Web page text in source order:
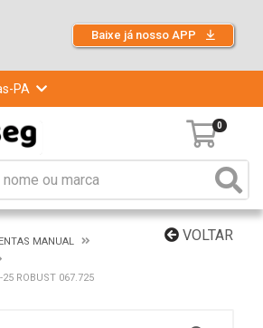
Baixe já nosso APP
PA
0
VOLTAR
MANUAL
25 ROBUST 067.725